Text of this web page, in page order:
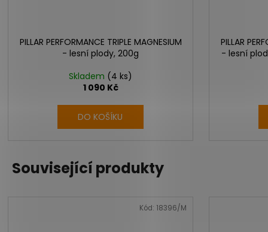
PILLAR PERFORMANCE TRIPLE MAGNESIUM
- lesní plody, 200g
Skladem (4 ks)
1 090 Kč
DO KOŠÍKU
PILLAR
- lesní
Související produkty
Kód: 18396/M